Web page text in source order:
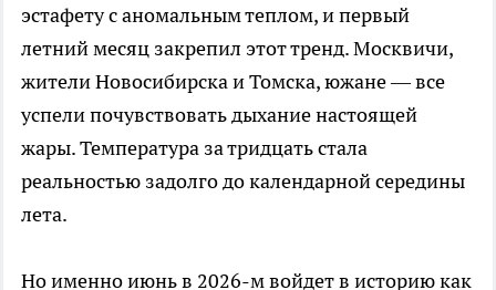
эстафету с аномальным теплом, и первый
летний месяц закрепил этот тренд. Москвичи,
жители Новосибирска и Томска, южане — все
успели почувствовать дыхание настоящей
жары. Температура за тридцать стала
реальностью задолго до календарной середины
лета.
Но именно июнь в 2026-м войдет в историю как